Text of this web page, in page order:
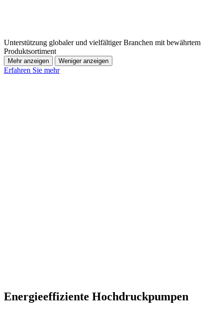
Unterstützung globaler und vielfältiger Branchen mit bewährtem
Produktsortiment
Mehr anzeigen Weniger anzeigen
Erfahren Sie mehr
Energieeffiziente Hochdruckpumpen